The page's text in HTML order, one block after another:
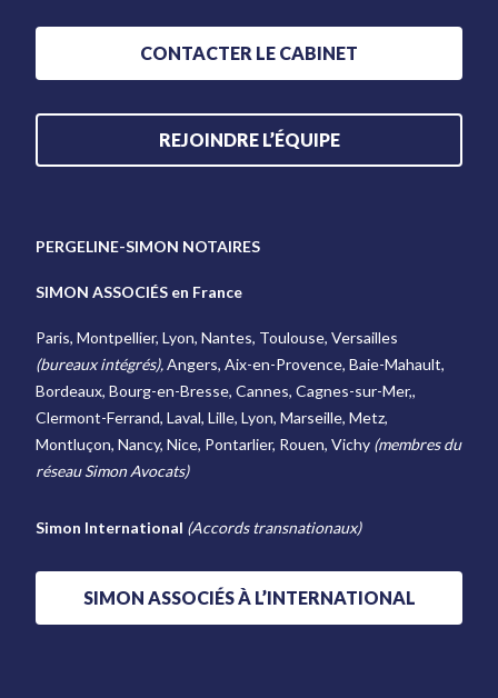
CONTACTER LE CABINET
REJOINDRE L’ÉQUIPE
PERGELINE-SIMON NOTAIRES
SIMON ASSOCIÉS en France
Paris, Montpellier, Lyon, Nantes, Toulouse, Versailles
(bureaux intégrés),Angers, Aix-en-Provence, Baie-Mahault,
Bordeaux, Bourg-en-Bresse, Cannes, Cagnes-sur-Mer,,
Clermont-Ferrand, Laval, Lille, Lyon, Marseille, Metz,
Montluçon, Nancy, Nice, Pontarlier, Rouen, Vichy (membres du
réseau Simon Avocats)
Simon International (Accords transnationaux)
SIMON ASSOCIÉS À L’INTERNATIONAL